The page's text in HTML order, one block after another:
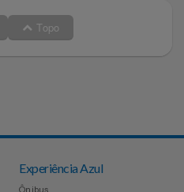
Topo
Experiência Azul
Ônibus